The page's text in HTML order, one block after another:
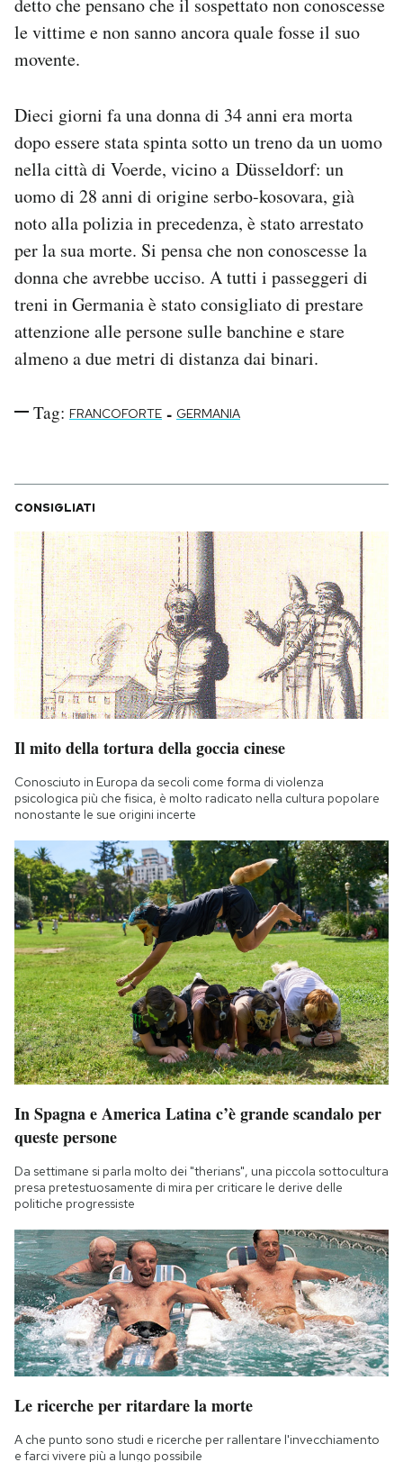
le vittime e non sanno ancora quale fosse il suo
movente.
Dieci giorni fa una donna di 34 anni era morta
dopo essere stata spinta sotto un treno da un uomo
nella città di Voerde, vicino a Düsseldorf: un
uomo di 28 anni di origine serbo-kosovara, già
noto alla polizia in precedenza, è stato arrestato
per la sua morte. Si pensa che non conoscesse la
donna che avrebbe ucciso. A tutti i passeggeri di
treni in Germania è stato consigliato di prestare
attenzione alle persone sulle banchine e stare
almeno a due metri di distanza dai binari.
Tag: FRANCOFORTE - GERMANIA
CONSIGLIATI
Il mito della tortura della goccia cinese
Conosciuto in Europa da secoli come forma di violenza
psicologica più che fisica, è molto radicato nella cultura popolare
nonostante le sue origini incerte
In Spagna e America Latina c’è grande scandalo per
queste persone
Da settimane si parla molto dei "therians", una piccola sottocultura
presa pretestuosamente di mira per criticare le derive delle
politiche progressiste
Le ricerche per ritardare la morte
A che punto sono studi e ricerche per rallentare l'invecchiamento
e farci vivere più a lungo possibile